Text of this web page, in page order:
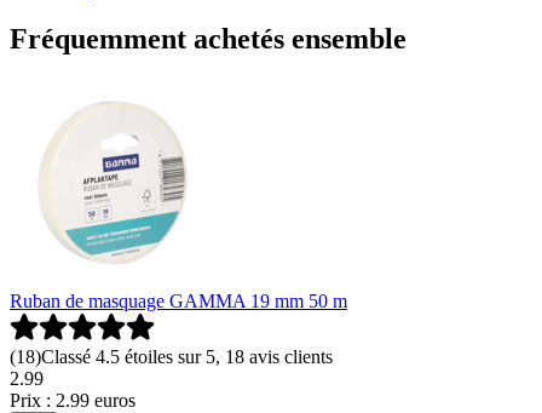
Fréquemment achetés ensemble
Ruban de masquage GAMMA 19 mm 50 m
(18)Classé 4.5 étoiles sur 5, 18 avis clients
2.99
Prix : 2.99 euros